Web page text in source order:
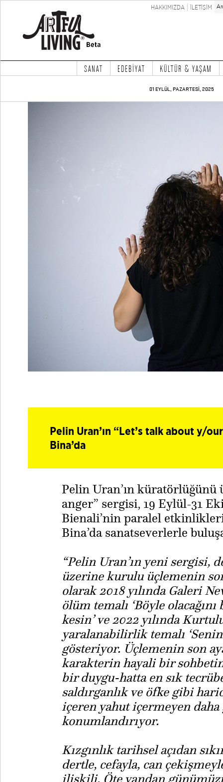
HAKKIMIZDA İLETİŞİM
SANAT EDEBİYAT KÜLTÜR & YAŞAM
01 EYLÜL, PAZARTESİ, 2025
Pelin Uran’ın “Let’s talk about y/
Bina’da
Pelin Uran’ın küratörlüğünü
anger” sergisi, 19 Eylül-31
Bienali’nin paralel
Bina’da sanatseverlerle
“Pelin Uran’ın yeni sergisi,
üzerine kurulu üçlemenin
olarak 2018 yılında Galeri
ölüm temalı ‘Böyle
kesin’ ve 2022 yılında
yaralanabilirlik temalı
gösteriyor. Üçlemenin son
karakterin hayali bir
bir duygu-hatta en sık
saldırganlık ve öfke gibi
içeren yahut içermeyen
konumlandırıyor.
Kızgınlık tarihsel açıdan
dertle, cefayla, can